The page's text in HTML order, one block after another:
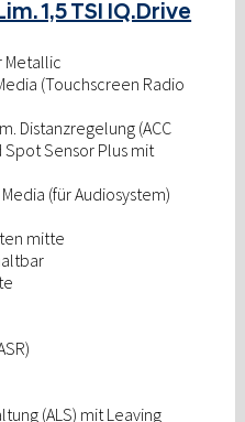
1,5 TSI IQ.Drive
Metallic
(Touchscreen Radio
Distanzregelung (ACC
Spot Sensor Plus mit
(für Audiosystem)
mitte
(ALS) mit Leaving